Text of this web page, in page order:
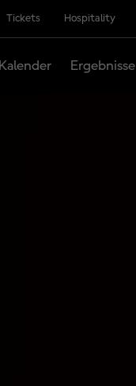
Tickets Hospitality
Kalender Ergebnisse